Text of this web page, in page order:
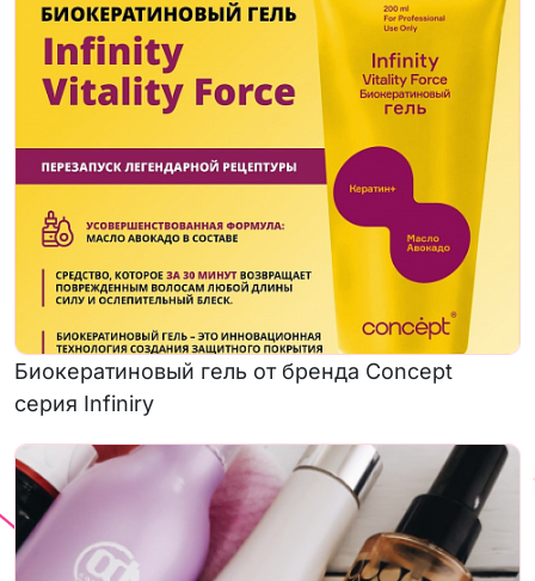
Биокератиновый гель от бренда Concept
серия Infiniry